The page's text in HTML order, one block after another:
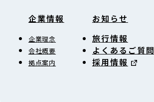
企業情報
企業理念
会社概要
拠点案内
お知らせ
旅行情報
よくあるご質問
採用情報